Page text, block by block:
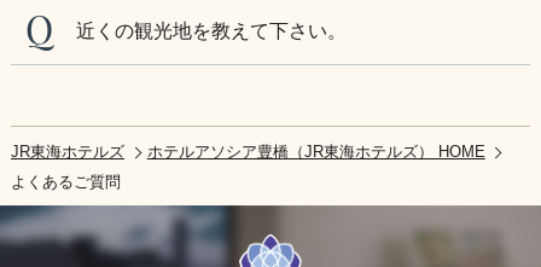
近くの観光地を教えて下さい。
JR東海ホテルズ
ホテルアソシア豊橋（JR東海ホテルズ） HOME
よくあるご質問